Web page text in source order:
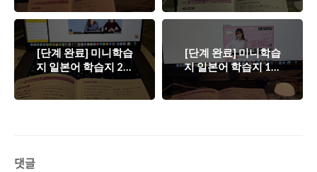
[단계 완료] 미니학습
지 일본어 학습지 2단
계
[단계 완료] 미니학습
지 일본어 학습지 1단
계
댓글